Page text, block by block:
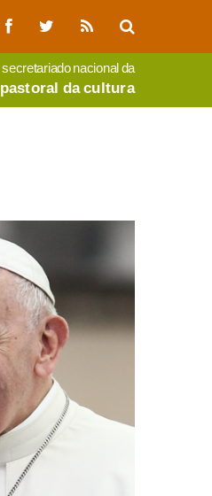
secretariado nacional da
pastoral da cultura